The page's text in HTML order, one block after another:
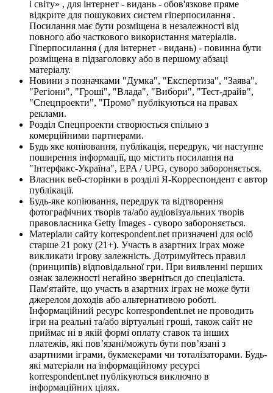
і світу» , для інтернет - видань - обов'язкове пряме
відкрите для пошукових систем гіперпосилання .
Посилання має бути розміщена в незалежності від
повного або часткового використання матеріалів.
Гіперпосилання ( для інтернет - видань) - повинна бути
розміщена в підзаголовку або в першому абзаці
матеріалу.
Новини з позначками "Думка", "Експертиза", "Заява",
"Регіони", "Гроші", "Влада", "Вибори", "Тест-драйв",
"Спецпроекти", "Промо" публікуються на правах
реклами.
Розділ Спецпроекти створюється спільно з
комерційними партнерами.
Будь яке копіювання, публікація, передрук, чи наступне
поширення інформації, що містить посилання на
"Інтерфакс-Україна", EPA / UPG, суворо забороняється.
Власник веб-сторінки в розділі Я-Корреспондент є автор
публікації.
Будь-яке копіювання, передрук та відтворення
фотографічних творів та/або аудіовізуальних творів
правовласника Getty Images - суворо забороняється.
Матеріали сайту korrespondent.net призначені для осіб
старше 21 року (21+). Участь в азартних іграх може
викликати ігрову залежність. Дотримуйтесь правил
(принципів) відповідальної гри. При виявленні перших
ознак залежності негайно зверніться до спеціаліста.
Пам'ятайте, що участь в азартних іграх не може бути
джерелом доходів або альтернативою роботі.
Інформаційний ресурс korrespondent.net не проводить
ігри на реальні та/або віртуальні гроші, також сайт не
приймає ні в якій формі оплату ставок та інших
платежів, які пов’язані/можуть бути пов’язані з
азартними іграми, букмекерами чи тоталізаторами. Будь-
які матеріали на інформаційному ресурсі
korrespondent.net публікуються виключно в
інформаційних цілях.